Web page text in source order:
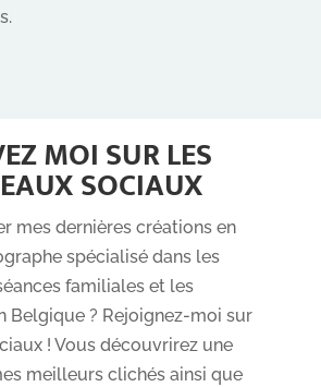
MOI SUR LES
SOCIAUX
mes dernières créations en
spécialisé dans les
familiales et les
Belgique ? Rejoignez-moi sur
! Vous découvrirez une
meilleurs clichés ainsi que